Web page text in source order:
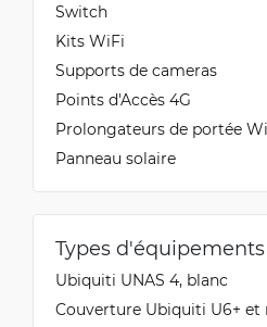
Switch
Kits WiFi
Supports de cameras
Points d'Accès 4G
Prolongateurs de portée
Panneau solaire
Types d'équipements
Ubiquiti UNAS 4, blanc
Couverture Ubiquiti U6+ et